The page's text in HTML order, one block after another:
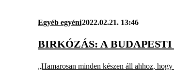
Egyéb egyéni2022.02.21. 13:46
BIRKÓZÁS: A
„Hamarosan minden készen áll ahhoz,